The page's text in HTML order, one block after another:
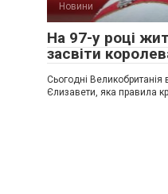
Новини
На 97-у році
засвіти
Сьогодні
Єлизавети, яка правила